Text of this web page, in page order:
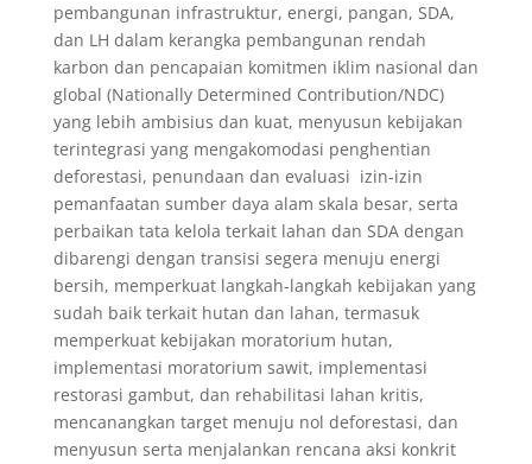
pembangunan infrastruktur, energi, pangan, SDA,
dan LH dalam kerangka pembangunan rendah
karbon dan pencapaian komitmen iklim nasional dan
global (Nationally Determined Contribution/NDC)
yang lebih ambisius dan kuat, menyusun kebijakan
terintegrasi yang mengakomodasi penghentian
deforestasi, penundaan dan evaluasi izin-izin
pemanfaatan sumber daya alam skala besar, serta
perbaikan tata kelola terkait lahan dan SDA dengan
dibarengi dengan transisi segera menuju energi
bersih, memperkuat langkah-langkah kebijakan yang
sudah baik terkait hutan dan lahan, termasuk
memperkuat kebijakan moratorium hutan,
implementasi moratorium sawit, implementasi
restorasi gambut, dan rehabilitasi lahan kritis,
mencanangkan target menuju nol deforestasi, dan
menyusun serta menjalankan rencana aksi konkrit